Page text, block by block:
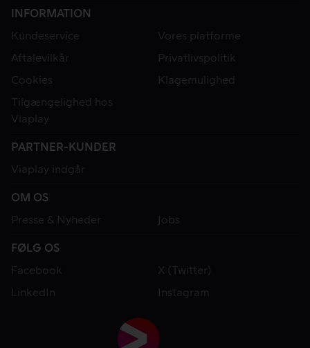
INFORMATION
Kundeservice
Vores platforme
Aftalevilkår
Privatlivspolitik
Cookies
Klagemulighed
Tilgængelighed hos
Viaplay
PARTNER-KUNDER
Viaplay indgår
OM OS
Presse & Nyheder
Jobs
FØLG OS
Facebook
X (Twitter)
LinkedIn
Instagram